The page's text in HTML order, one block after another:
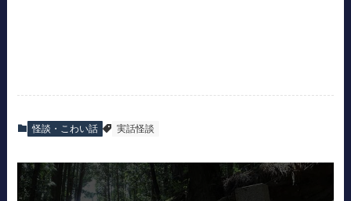
怪談・こわい話 実話怪談